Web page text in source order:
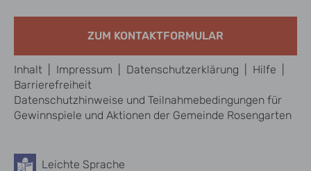
ZUM KONTAKTFORMULAR
Inhalt Impressum Datenschutzerklärung Hilfe
Barrierefreiheit
Datenschutzhinweise und Teilnahmebedingungen für
Gewinnspiele und Aktionen der Gemeinde Rosengarten
Leichte Sprache